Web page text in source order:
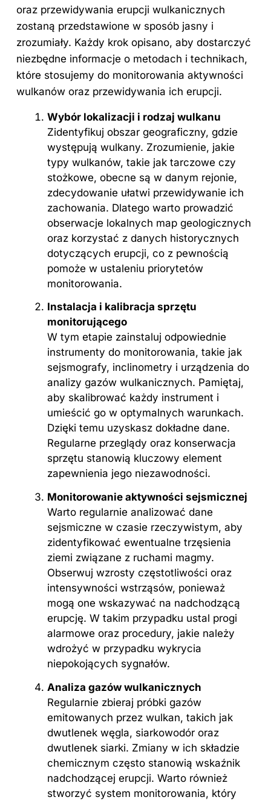
oraz przewidywania erupcji wulkanicznych
zostaną przedstawione w sposób jasny i
zrozumiały. Każdy krok opisano, aby dostarczyć
niezbędne informacje o metodach i technikach,
które stosujemy do monitorowania aktywności
wulkanów oraz przewidywania ich erupcji.
Wybór lokalizacji i rodzaj wulkanu
Zidentyfikuj obszar geograficzny, gdzie
występują wulkany. Zrozumienie, jakie
typy wulkanów, takie jak tarczowe czy
stożkowe, obecne są w danym rejonie,
zdecydowanie ułatwi przewidywanie ich
zachowania. Dlatego warto prowadzić
obserwacje lokalnych map geologicznych
oraz korzystać z danych historycznych
dotyczących erupcji, co z pewnością
pomoże w ustaleniu priorytetów
monitorowania.
Instalacja i kalibracja sprzętu
monitorującego
W tym etapie zainstaluj odpowiednie
instrumenty do monitorowania, takie jak
sejsmografy, inclinometry i urządzenia do
analizy gazów wulkanicznych. Pamiętaj,
aby skalibrować każdy instrument i
umieścić go w optymalnych warunkach.
Dzięki temu uzyskasz dokładne dane.
Regularne przeglądy oraz konserwacja
sprzętu stanowią kluczowy element
zapewnienia jego niezawodności.
Monitorowanie aktywności sejsmicznej
Warto regularnie analizować dane
sejsmiczne w czasie rzeczywistym, aby
zidentyfikować ewentualne trzęsienia
ziemi związane z ruchami magmy.
Obserwuj wzrosty częstotliwości oraz
intensywności wstrząsów, ponieważ
mogą one wskazywać na nadchodzącą
erupcję. W takim przypadku ustal progi
alarmowe oraz procedury, jakie należy
wdrożyć w przypadku wykrycia
niepokojących sygnałów.
Analiza gazów wulkanicznych
Regularnie zbieraj próbki gazów
emitowanych przez wulkan, takich jak
dwutlenek węgla, siarkowodór oraz
dwutlenek siarki. Zmiany w ich składzie
chemicznym często stanowią wskaźnik
nadchodzącej erupcji. Warto również
stworzyć system monitorowania, który